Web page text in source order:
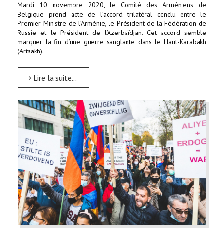
Mardi 10 novembre 2020, le Comité des Arméniens de
Belgique prend acte de l’accord trilatéral conclu entre le
Premier Ministre de l’Arménie, le Président de la Fédération de
Russie et le Président de l’Azerbaïdjan. Cet accord semble
marquer la fin d’une guerre sanglante dans le Haut-Karabakh
(Artsakh).
Lire la suite...